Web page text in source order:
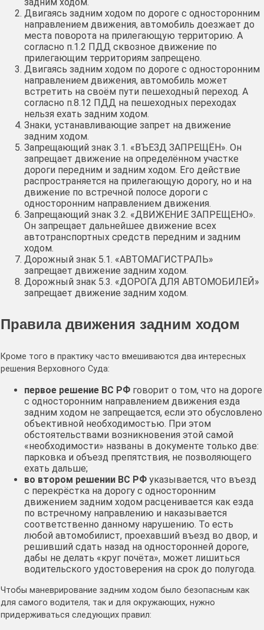
Двигаясь задним ходом по дороге с односторонним
направлением движения, автомобиль доезжает до
места поворота на прилегающую территорию. А
согласно п.1.2 ПДД сквозное движение по
прилегающим территориям запрещено.
Двигаясь задним ходом по дороге с односторонним
направлением движения, автомобиль может
встретить на своём пути пешеходный переход. А
согласно п.8.12 ПДД на пешеходных переходах
нельзя ехать задним ходом.
Знаки, устанавливающие запрет на движение
задним ходом.
Запрещающий знак 3.1. «ВЪЕЗД ЗАПРЕЩЁН». Он
запрещает движение на определённом участке
дороги передним и задним ходом. Его действие
распространяется на прилегающую дорогу, но и на
движение по встречной полосе дороги с
односторонним направлением движения.
Запрещающий знак 3.2. «ДВИЖЕНИЕ ЗАПРЕЩЕНО».
Он запрещает дальнейшее движение всех
автотранспортных средств передним и задним
ходом.
Дорожный знак 5.1. «АВТОМАГИСТРАЛЬ»
запрещает движение задним ходом.
Дорожный знак 5.3. «ДОРОГА ДЛЯ АВТОМОБИЛЕЙ»
запрещает движение задним ходом.
Правила движения задним ходом
Кроме того в практику часто вмешиваются два интересных
решения Верховного Суда:
первое решение ВС РФ говорит о том, что на дороге
с односторонним направлением движения езда
задним ходом не запрещается, если это обусловлено
объективной необходимостью. При этом
обстоятельствами возникновения этой самой
«необходимости» названы в документе только две:
парковка и объезд препятствия, не позволяющего
ехать дальше;
во втором решении ВС РФ указывается, что въезд
с перекрёстка на дорогу с односторонним
движением задним ходом расценивается как езда
по встречному направлению и наказывается
соответственно данному нарушению. То есть
любой автомобилист, проехавший въезд во двор, и
решивший сдать назад на односторонней дороге,
дабы не делать «круг почёта», может лишиться
водительского удостоверения на срок до полугода.
Чтобы маневрирование задним ходом было безопасным как
для самого водителя, так и для окружающих, нужно
придерживаться следующих правил: